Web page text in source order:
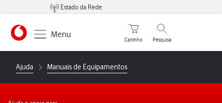
Estado da Rede
https://www.vodafone.pt
Menu
Carrinho de compras
Carrinho
Pesquisar
Pesquisa
Ajuda Manuais de Equipamentos